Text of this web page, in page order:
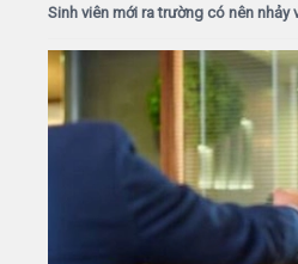
Sinh viên mới ra trường có nên nhảy